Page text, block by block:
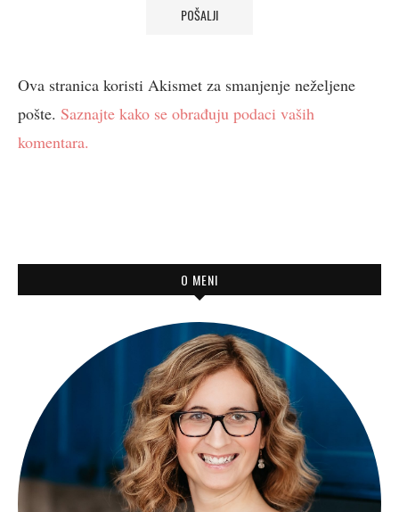
Ova stranica koristi Akismet za smanjenje neželjene
pošte. Saznajte kako se obrađuju podaci vaših
komentara.
O MENI